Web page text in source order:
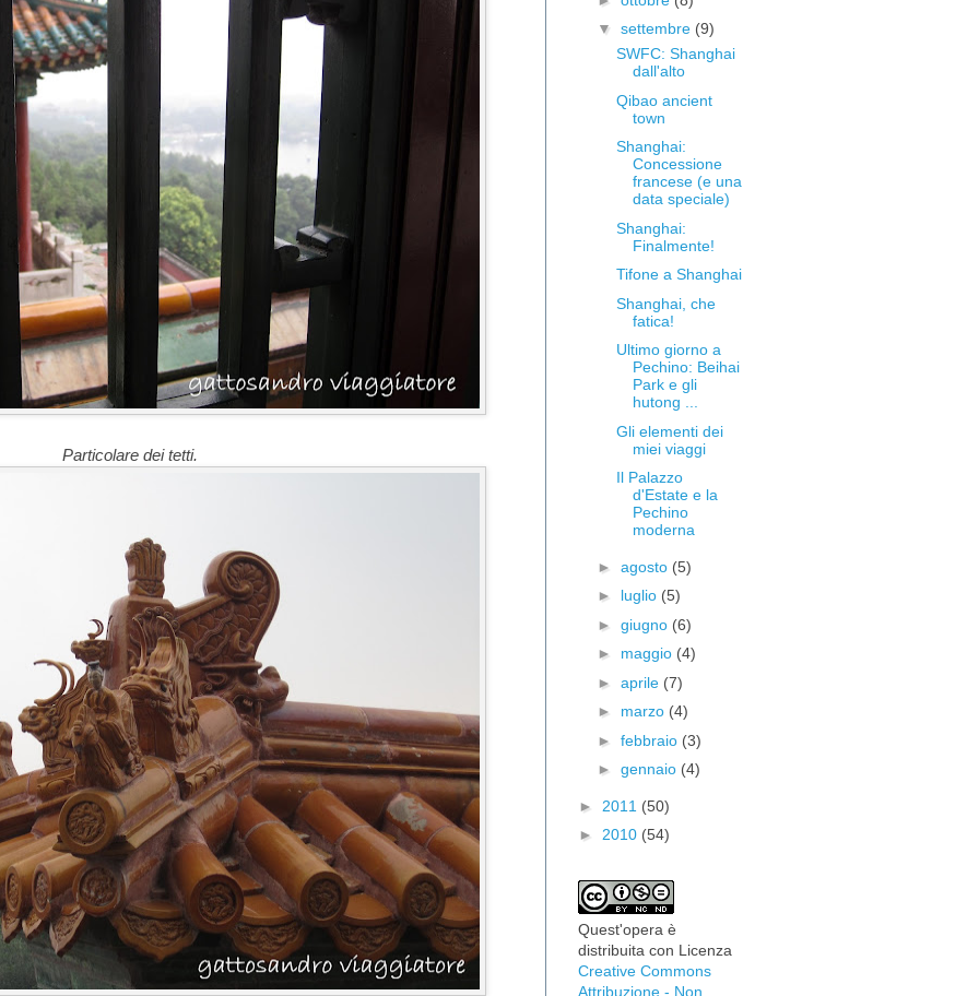
Particolare dei tetti.
▼ settembre (9)
SWFC: Shanghai
dall'alto
Qibao ancient
town
Shanghai:
Concessione
francese (e una
data speciale)
Shanghai:
Finalmente!
Tifone a Shanghai
Shanghai, che
fatica!
Ultimo giorno a
Pechino: Beihai
Park e gli
hutong ...
Gli elementi dei
miei viaggi
Il Palazzo
d'Estate e la
Pechino
moderna
► agosto (5)
► luglio (5)
► giugno (6)
► maggio (4)
► aprile (7)
► marzo (4)
► febbraio (3)
► gennaio (4)
► 2011 (50)
► 2010 (54)
Quest'opera è
distribuita con Licenza
Creative Commons
Attribuzione - Non